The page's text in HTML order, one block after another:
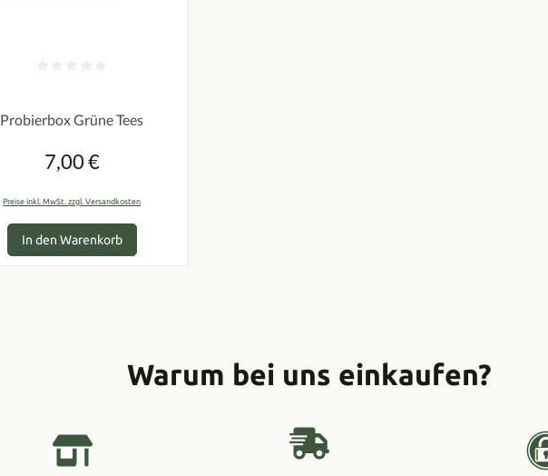
Probierbox Grüne Tees
Regulärer Preis:
7,00 €
Preise inkl. MwSt. zzgl. Versandkosten
In den Warenkorb
Warum bei uns einkaufen?